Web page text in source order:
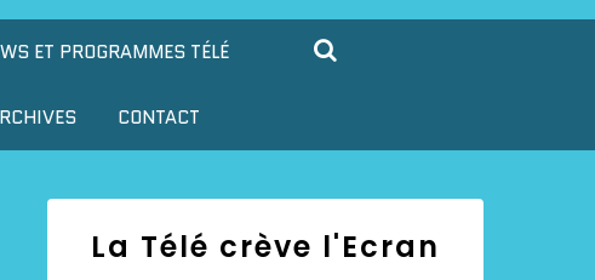
ET PROGRAMMES TÉLÉ
CONTACT
La Télé crève l'Ecran